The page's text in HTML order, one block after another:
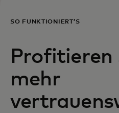
SO FUNKTIONIERT’S
Profitieren
mehr